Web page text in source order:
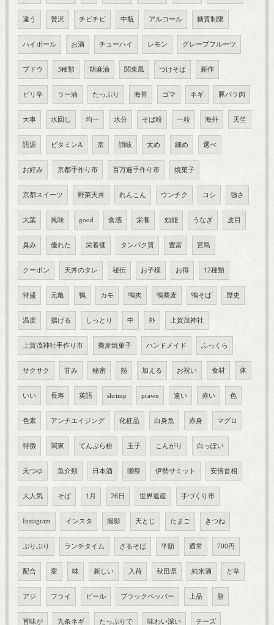
違う 贅沢 チビチビ 中瓶 アルコール 糖質制限
ハイボール お酒 チューハイ レモン グレープフルーツ
ブドウ 3種類 胡麻油 関東風 つけそば 新作
ピリ辛 ラー油 たっぷり 海苔 ゴマ ネギ 豚バラ肉
大事 水回し 均一 水分 そば粉 一粒 海外 天竺
語源 ビタミンA 京 讃岐 太め 細め 選べ
お好み 京都手作り市 百万遍手作り市 焼菓子
京都スイーツ 野菜天丼 れんこん ウンチク コシ 強さ
大葉 風味 good 食感 栄養 効能 うなぎ 皮目
臭み 優れた 栄養価 タンパク質 豊富 宮島
クーポン 天丼のタレ 秘伝 お子様 お得 12種類
特盛 元亀 鴨 カモ 鴨肉 鴨蕎麦 鴨そば 歴史
温度 揚げる しっとり 中 外 上賀茂神社
上賀茂神社手作り市 蕎麦焼菓子 ハンドメイド ふっくら
サクサク 甘み 秘密 熱 加える お祝い 食材 体
いい 長寿 英語 shrimp prawn 違い 赤い 色
色素 アンチエイジング 化粧品 白身魚 赤身 マグロ
特徴 関東 てんぷら粉 玉子 こんがり 白っぽい
天つゆ 魚介類 日本酒 獺祭 伊勢サミット 安倍首相
大人気 そば 1月 26日 世界遺産 手づくり市
Instagram インスタ 撮影 天とじ たまご きつね
ぷりぷり ランチタイム ざるそば 半額 通常 700円
配合 変 味 新しい 入荷 秋田県 純米酒 ど辛
アジ フライ ピール ブラックペッパー 上品 脂
旨味が 九条ネギ たっぷりで 味わい深い チーズ